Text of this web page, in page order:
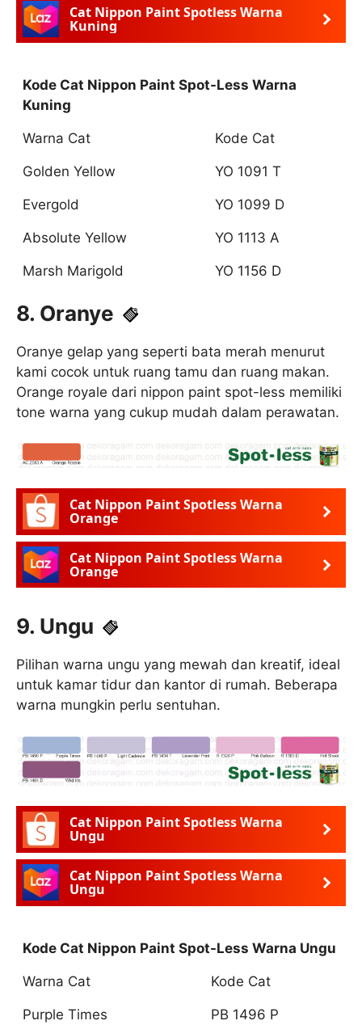
Cat Nippon Paint Spotless Warna
Kuning
Kode Cat Nippon Paint Spot-Less Warna
Kuning
Warna Cat Kode Cat
Golden Yellow YO 1091 T
Evergold YO 1099 D
Absolute Yellow YO 1113 A
Marsh Marigold YO 1156 D
8. Oranye
Oranye gelap yang seperti bata merah menurut
kami cocok untuk ruang tamu dan ruang makan.
Orange royale dari nippon paint spot-less memiliki
tone warna yang cukup mudah dalam perawatan.
Cat Nippon Paint Spotless Warna
Orange
Cat Nippon Paint Spotless Warna
Orange
9. Ungu
Pilihan warna ungu yang mewah dan kreatif, ideal
untuk kamar tidur dan kantor di rumah. Beberapa
warna mungkin perlu sentuhan.
Cat Nippon Paint Spotless Warna
Ungu
Cat Nippon Paint Spotless Warna
Ungu
Kode Cat Nippon Paint Spot-Less Warna Ungu
Warna Cat Kode Cat
Purple Times PB 1496 P